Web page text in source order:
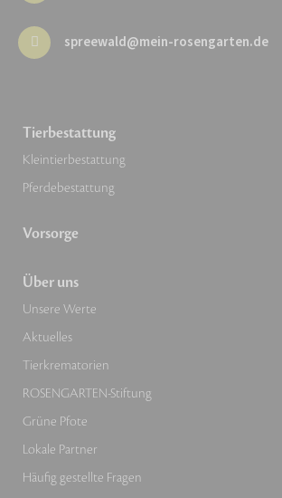
spreewald@mein-rosengarten.de
Tierbestattung
Kleintierbestattung
Pferdebestattung
Vorsorge
Über uns
Unsere Werte
Aktuelles
Tierkrematorien
ROSENGARTEN-Stiftung
Grüne Pfote
Lokale Partner
Häufig gestellte Fragen